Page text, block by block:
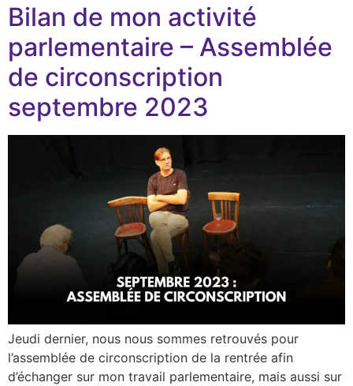
Bilan de mon activité
parlementaire – Assemblée
de circonscription
septembre 2023
Jeudi dernier, nous nous sommes retrouvés pour
l’assemblée de circonscription de la rentrée afin
d’échanger sur mon travail parlementaire, mais aussi sur